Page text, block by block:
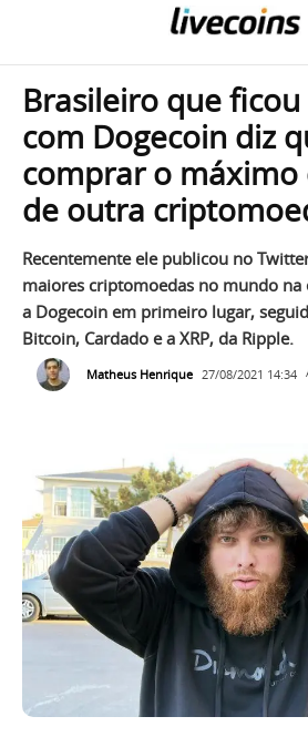
Brasileiro que
com Dogecoin diz
comprar o
de outra
Recentemente ele publicou no
maiores criptomoedas no mundo
a Dogecoin em primeiro lugar,
Bitcoin, Cardado e a XRP, da Ripple.
Matheus Henrique 27/08/2021 14:34